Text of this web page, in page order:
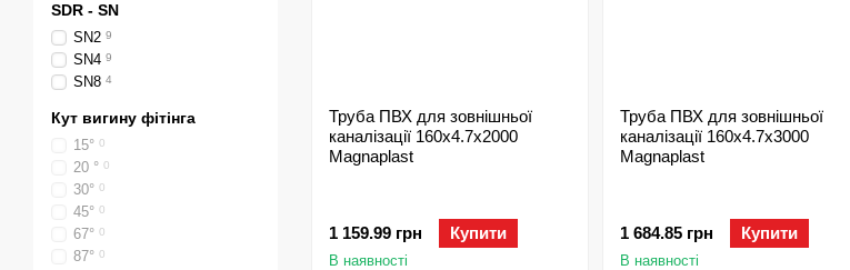
Труба ПВХ для зовнішньої
каналізації 160х4.7х2000
Magnaplast
1 159.99 грн Купити
В наявності
Труба ПВХ для зовнішньої
каналізації 160х4.7х3000
Magnaplast
1 684.85 грн Купити
В наявності
SDR - SN
SN2 9
SN4 9
SN8 4
Кут вигину фітінга
15° 0
20 ° 0
30° 0
45° 0
67° 0
87° 0